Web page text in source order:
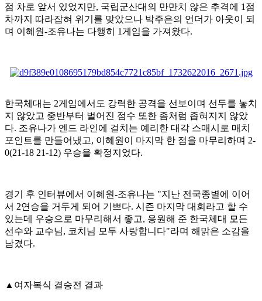
점 차로 앞서 있었지만, 국립군산대의 만만치 않은 추격에 1점
차까지 따라잡혀 위기를 맞았으나 박주은의 언더가 아웃이 되
며 이혜원-조유나는 다행히 1게임을 가져왔다.
한국체대는 2게임에서도 강력한 공격을 선보이며 선두를 놓치
지 않았고 중반부터 벌어진 점수 또한 좀처럼 좁혀지지 않았
다. 조유나가 엔드 라인에 걸치는 예리한 대각 스매시로 매치
포인트를 만들어냈고, 이혜원이 마지막 한 점을 마무리하며 2-
0(21-18 21-12) 우승을 확정지었다.
경기 후 인터뷰에서 이혜원-조유나는 "지난 전국종별에 이어
서 2연승을 거두게 되어 기쁘다. 시즌 마지막 대회라고 할 수
있는데 우승으로 마무리해서 좋고, 응원해 준 한국체대 모든
선수와 교수님, 코치님 모두 사랑합니다"라며 해맑은 소감을
남겼다.
▲ 여자복식 결승전 결과